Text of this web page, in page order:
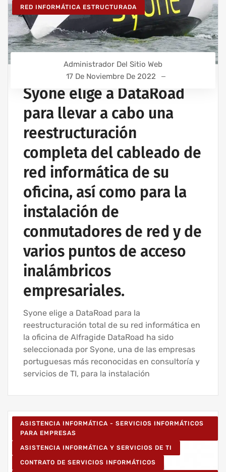
RED INFORMÁTICA ESTRUCTURADA
Administrador Del Sitio Web
17 De Noviembre De 2022
Syone elige a DataRoad
para llevar a cabo una
reestructuración
completa del cableado de
red informática de su
oficina, así como para la
instalación de
conmutadores de red y de
varios puntos de acceso
inalámbricos
empresariales.
Syone elige a DataRoad para la
reestructuración total de su red informática en
la oficina de Alfragide DataRoad ha sido
seleccionada por Syone, una de las empresas
portuguesas más reconocidas en consultoría y
servicios de TI, para la instalación
ASISTENCIA INFORMÁTICA - SERVICIOS INFORMÁTICOS
PARA EMPRESAS
ASISTENCIA INFORMÁTICA Y SERVICIOS DE TI
CONTRATO DE SERVICIOS INFORMÁTICOS